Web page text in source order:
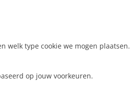
welk type cookie we mogen plaatsen.
op jouw voorkeuren.